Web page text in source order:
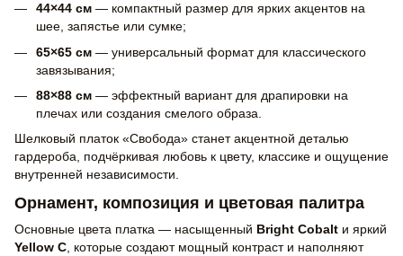
44×44 см — компактный размер для ярких акцентов на
шее, запястье или сумке;
65×65 см — универсальный формат для классического
завязывания;
88×88 см — эффектный вариант для драпировки на
плечах или создания смелого образа.
Шелковый платок «Свобода» станет акцентной деталью
гардероба, подчёркивая любовь к цвету, классике и ощущение
внутренней независимости.
Орнамент, композиция и цветовая палитра
Основные цвета платка — насыщенный Bright Cobalt и яркий
Yellow C , которые создают мощный контраст и наполняют